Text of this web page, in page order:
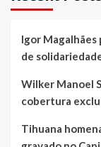
Igor Magalhães
de
Wilker Manoel
cobertura
Tihuana